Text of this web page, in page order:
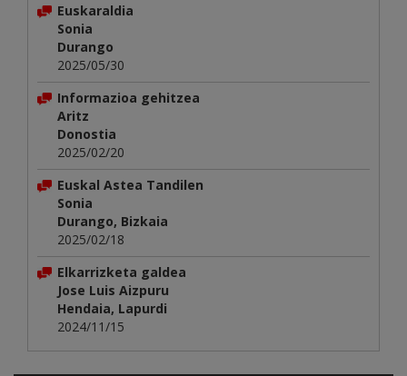
Euskaraldia
Sonia
Durango
2025/05/30
Informazioa gehitzea
Aritz
Donostia
2025/02/20
Euskal Astea Tandilen
Sonia
Durango, Bizkaia
2025/02/18
Elkarrizketa galdea
Jose Luis Aizpuru
Hendaia, Lapurdi
2024/11/15